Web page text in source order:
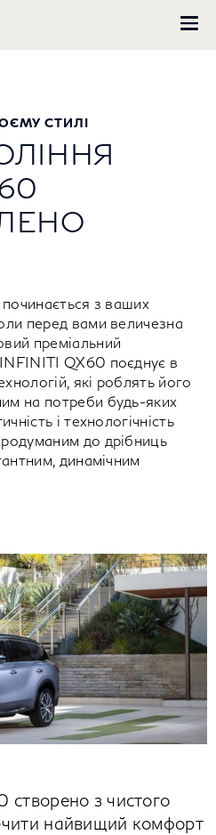
СТИЛІ
починається з ваших
перед вами величезна
преміальний
QX60 поєднує в
які роблять його
на потреби будь-яких
і технологічність
до дрібниць
динамічним
створено з чистого
найвищий комфорт